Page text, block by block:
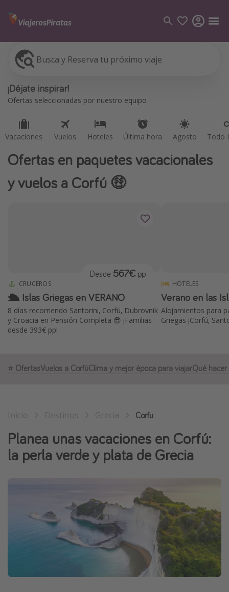
Busca y Reserva tu próximo viaje
¡Déjate inspirar!
Ofertas seleccionadas por nuestro equipo
Vacaciones Vuelos Hoteles Última hora Agosto Todo
Vacaciones
Vuelos
Viajes
Todos los destinos
Tailandia
Maldivas
Albania
Camping
Ofertas para Vacaciones Activas
Viajes en familia
Escapadas románticas
Cruceros por el Mediterráneo
Ofertas en paquetes vacacionales
y vuelos a Corfú 🤑
CRUCEROS
🛳️ Islas Griegas en VERANO
8 días recorriendo Santorini, Corfú, Dubrovnik
y Croacia en Pensión Completa 😎 ¡Familias
desde 393€ pp!
Desde 567€ pp
HOTELES
Verano en las
Alojamientos para
Griegas ¡Corfú,
⭐️ OfertasVuelos a CorfúClima y mejor época para viajarQué
Corfu
Planea unas vacaciones en Corfú:
la perla verde y plata de Grecia